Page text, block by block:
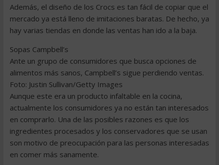
Además, el diseño de los Crocs es tan fácil de copiar que el
mercado ya está lleno de imitaciones baratas. De hecho, ya
hay varias tiendas en donde las ventas han ido a la baja.
Sopas Campbell’s
Ante un grupo de consumidores que busca opciones de
alimentos más sanos, Campbell’s sigue perdiendo ventas.
Foto: Justin Sullivan/Getty Images
Aunque este era un producto infaltable en la cocina,
actualmente los consumidores ya no están tan interesados
en comprarlo. Una de las posibles razones es que los
ingredientes procesados y los conservadores que se usan
son motivo de preocupación para las personas interesadas
en comer más sanamente.